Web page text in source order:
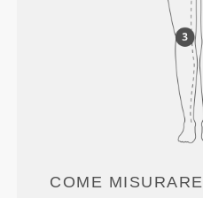
COME MISURARE